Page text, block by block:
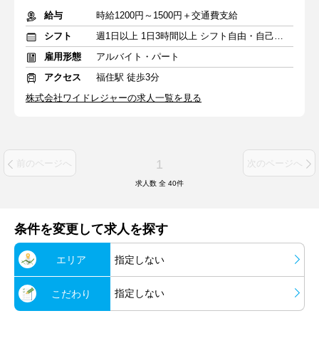
給与
時給1200円～1500円＋交通費支給
シフト
週1日以上 1日3時間以上 シフト自由・自己申告
雇用形態
アルバイト・パート
アクセス
福住駅 徒歩3分
株式会社ワイドレジャーの求人一覧を見る
前のページへ 1 次のページへ
求人数 全 40件
条件を変更して求人を探す
エリア 指定しない
こだわり 指定しない